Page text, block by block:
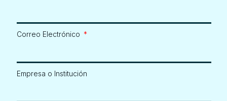
Correo Electrónico
Empresa o Institución